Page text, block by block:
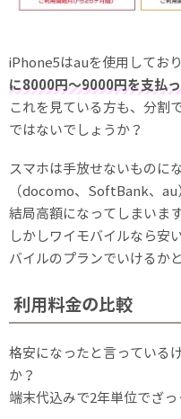
iPhone5はauを使用してお
に8000円〜9000円を支払
これを見ている方も、分割
ではないでしょうか？
スマホは手放せないものに
（docomo、SoftBank、au
結局高額になってしまいます
しかしワイモバイルなら安
バイルのプランでいけるか
利用料金の比較
格安になったと言っている
か？
端末代込みで2年単位でざ